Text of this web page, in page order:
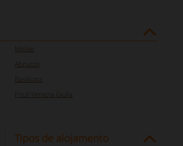
Molise
Abruzzo
Basilicata
Friuli Venezia Giulia
Tipos de alojamento